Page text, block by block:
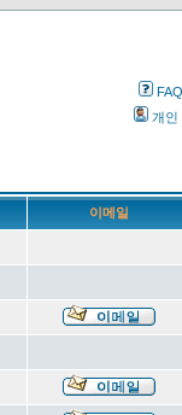
FAQ
개인
이메일